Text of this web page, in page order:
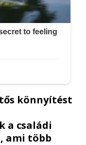
könnyítést
a családi
, ami több